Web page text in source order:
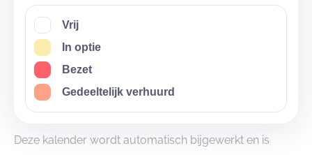
Vrij
In optie
Bezet
Gedeeltelijk verhuurd
Deze kalender wordt automatisch bijgewerkt en is